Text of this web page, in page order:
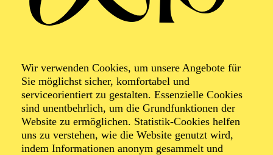
Wir verwenden Cookies, um unsere Angebote für
Sie möglichst sicher, komfortabel und
serviceorientiert zu gestalten. Essenzielle Cookies
sind unentbehrlich, um die Grundfunktionen der
Website zu ermöglichen. Statistik-Cookies helfen
uns zu verstehen, wie die Website genutzt wird,
indem Informationen anonym gesammelt und